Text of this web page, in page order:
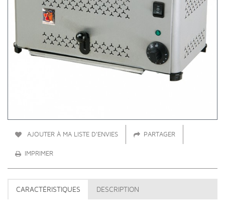
AJOUTER À MA LISTE D'ENVIES PARTAGER
IMPRIMER
CARACTÉRISTIQUES DESCRIPTION